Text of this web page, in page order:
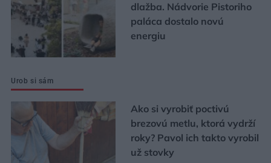
dlažba. Nádvorie Pistoriho
paláca dostalo novú
energiu
Urob si sám
Ako si vyrobiť poctivú
brezovú metlu, ktorá vydrží
roky? Pavol ich takto vyrobil
už stovky